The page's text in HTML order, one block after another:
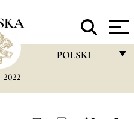
POLSKI
2022